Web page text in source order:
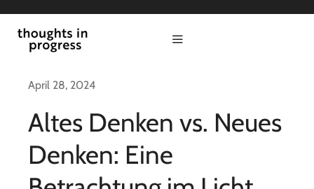
Inhalt
springen
Toggle
politik
kultur
April 28, 2024
Altes Denken vs. Neues
Denken: Eine